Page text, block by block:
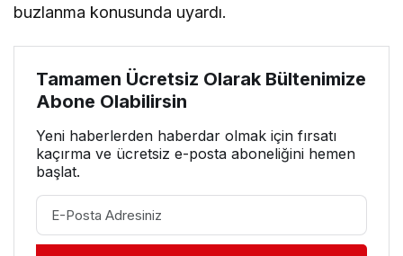
buzlanma konusunda uyardı.
Tamamen Ücretsiz Olarak Bültenimize
Abone Olabilirsin
Yeni haberlerden haberdar olmak için fırsatı
kaçırma ve ücretsiz e-posta aboneliğini hemen
başlat.